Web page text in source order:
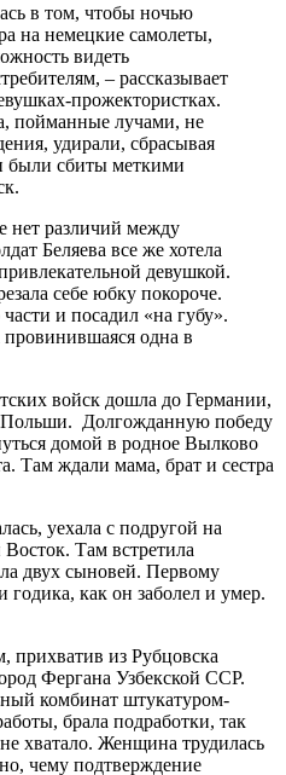
в том, чтобы ночью
на немецкие самолеты,
видеть
– рассказывает
прожектористках.
пойманные лучами, не
удирали, сбрасывая
были сбиты меткими
нет различий между
Беляева все же хотела
девушкой.
себе юбку покороче.
и посадил «на губу».
провинившаяся одна в
войск дошла до Германии,
Польши. Долгожданную победу
домой в родное Вылково
Там ждали мама, брат и сестра
уехала с подругой на
Там встретила
двух сыновей. Первому
как он заболел и умер.
прихватив из Рубцовска
Фергана Узбекской ССР.
комбинат штукатуром-
брала подработки, так
хватало. Женщина трудилась
чему подтверждение